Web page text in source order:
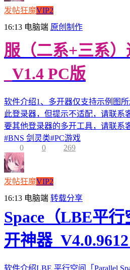
发帖狂魔VIP2
16:13 电脑端 原创制作
服（二系+三系
_V1.4 PC版
软件介绍1、多开器仅支持示例图
此登录器，但提示不适配，请联系
要其他登录器的多开工具，请联系
#BNS 剑灵类#PC游戏
0
0 269
发帖狂魔VIP2
16:13 电脑端 转载分享
Space（LBE平
开神器
软件介绍LBE 平行空间「Parallel